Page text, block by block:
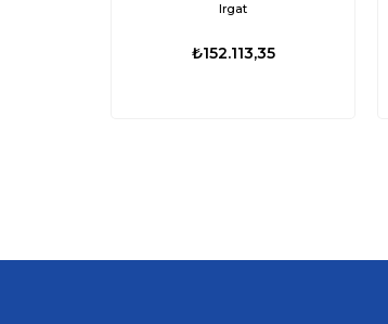
Irgat
₺152.113,35